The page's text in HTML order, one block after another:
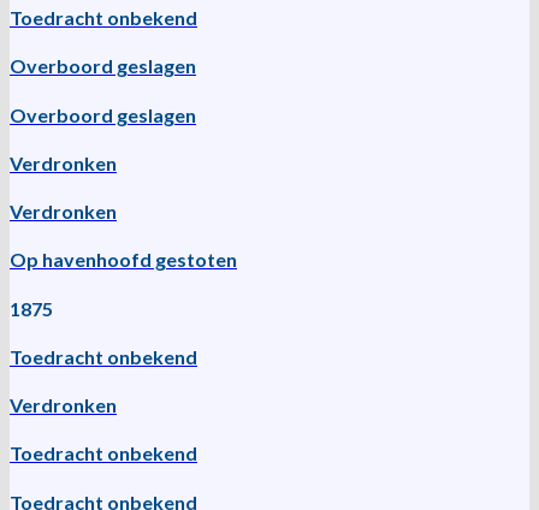
Toedracht onbekend
Overboord geslagen
Overboord geslagen
Verdronken
Verdronken
Op havenhoofd gestoten
1875
Toedracht onbekend
Verdronken
Toedracht onbekend
Toedracht onbekend